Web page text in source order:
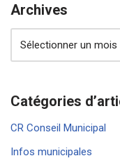
Archives
Catégories
CR Conseil Municipal
Infos municipales